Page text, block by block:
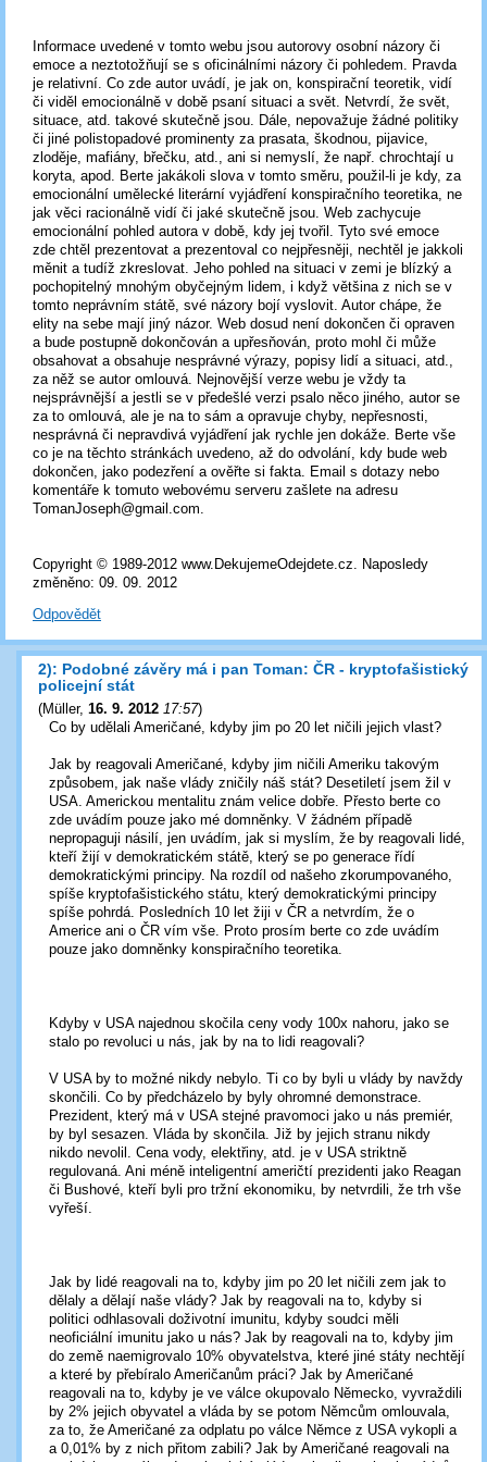
Informace uvedené v tomto webu jsou autorovy osobní názory či
emoce a neztotožňují se s oficinálními názory či pohledem. Pravda
je relativní. Co zde autor uvádí, je jak on, konspirační teoretik, vidí
či viděl emocionálně v době psaní situaci a svět. Netvrdí, že svět,
situace, atd. takové skutečně jsou. Dále, nepovažuje žádné politiky
či jiné polistopadové prominenty za prasata, škodnou, pijavice,
zloděje, mafiány, břečku, atd., ani si nemyslí, že např. chrochtají u
koryta, apod. Berte jakákoli slova v tomto směru, použil-li je kdy, za
emocionální umělecké literární vyjádření konspiračního teoretika, ne
jak věci racionálně vidí či jaké skutečně jsou. Web zachycuje
emocionální pohled autora v době, kdy jej tvořil. Tyto své emoce
zde chtěl prezentovat a prezentoval co nejpřesněji, nechtěl je jakkoli
měnit a tudíž zkreslovat. Jeho pohled na situaci v zemi je blízký a
pochopitelný mnohým obyčejným lidem, i když většina z nich se v
tomto neprávním státě, své názory bojí vyslovit. Autor chápe, že
elity na sebe mají jiný názor. Web dosud není dokončen či opraven
a bude postupně dokončován a upřesňován, proto mohl či může
obsahovat a obsahuje nesprávné výrazy, popisy lidí a situaci, atd.,
za něž se autor omlouvá. Nejnovější verze webu je vždy ta
nejsprávnější a jestli se v předešlé verzi psalo něco jiného, autor se
za to omlouvá, ale je na to sám a opravuje chyby, nepřesnosti,
nesprávná či nepravdivá vyjádření jak rychle jen dokáže. Berte vše
co je na těchto stránkách uvedeno, až do odvolání, kdy bude web
dokončen, jako podezření a ověřte si fakta. Email s dotazy nebo
komentáře k tomuto webovému serveru zašlete na adresu
TomanJoseph@gmail.com.
Copyright © 1989-2012 www.DekujemeOdejdete.cz. Naposledy
změněno: 09. 09. 2012
Odpovědět
2): Podobné závěry má i pan Toman: ČR - kryptofašistický
policejní stát
(Müller, 16. 9. 2012 17:57)
Co by udělali Američané, kdyby jim po 20 let ničili jejich vlast?
Jak by reagovali Američané, kdyby jim ničili Ameriku takovým
způsobem, jak naše vlády zničily náš stát? Desetiletí jsem žil v
USA. Americkou mentalitu znám velice dobře. Přesto berte co
zde uvádím pouze jako mé domněnky. V žádném případě
nepropaguji násilí, jen uvádím, jak si myslím, že by reagovali lidé,
kteří žijí v demokratickém státě, který se po generace řídí
demokratickými principy. Na rozdíl od našeho zkorumpovaného,
spíše kryptofašistického státu, který demokratickými principy
spíše pohrdá. Posledních 10 let žiji v ČR a netvrdím, že o
Americe ani o ČR vím vše. Proto prosím berte co zde uvádím
pouze jako domněnky konspiračního teoretika.
Kdyby v USA najednou skočila ceny vody 100x nahoru, jako se
stalo po revoluci u nás, jak by na to lidi reagovali?
V USA by to možné nikdy nebylo. Ti co by byli u vlády by navždy
skončili. Co by předcházelo by byly ohromné demonstrace.
Prezident, který má v USA stejné pravomoci jako u nás premiér,
by byl sesazen. Vláda by skončila. Již by jejich stranu nikdy
nikdo nevolil. Cena vody, elektřiny, atd. je v USA striktně
regulovaná. Ani méně inteligentní američtí prezidenti jako Reagan
či Bushové, kteří byli pro tržní ekonomiku, by netvrdili, že trh vše
vyřeší.
Jak by lidé reagovali na to, kdyby jim po 20 let ničili zem jak to
dělaly a dělají naše vlády? Jak by reagovali na to, kdyby si
politici odhlasovali doživotní imunitu, kdyby soudci měli
neoficiální imunitu jako u nás? Jak by reagovali na to, kdyby jim
do země naemigrovalo 10% obyvatelstva, které jiné státy nechtějí
a které by přebíralo Američanům práci? Jak by Američané
reagovali na to, kdyby je ve válce okupovalo Německo, vyvraždili
by 2% jejich obyvatel a vláda by se potom Němcům omlouvala,
za to, že Američané za odplatu po válce Němce z USA vykopli a
a 0,01% by z nich přitom zabili? Jak by Američané reagovali na